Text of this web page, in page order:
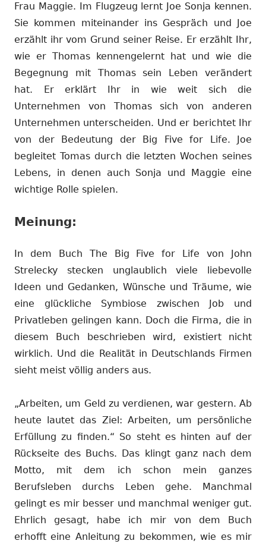
Frau Maggie. Im Flugzeug lernt Joe Sonja kennen.
Sie kommen miteinander ins Gespräch und Joe
erzählt ihr vom Grund seiner Reise. Er erzählt Ihr,
wie er Thomas kennengelernt hat und wie die
Begegnung mit Thomas sein Leben verändert
hat. Er erklärt Ihr in wie weit sich die
Unternehmen von Thomas sich von anderen
Unternehmen unterscheiden. Und er berichtet Ihr
von der Bedeutung der Big Five for Life. Joe
begleitet Tomas durch die letzten Wochen seines
Lebens, in denen auch Sonja und Maggie eine
wichtige Rolle spielen.
Meinung:
In dem Buch The Big Five for Life von John
Strelecky stecken unglaublich viele liebevolle
Ideen und Gedanken, Wünsche und Träume, wie
eine glückliche Symbiose zwischen Job und
Privatleben gelingen kann. Doch die Firma, die in
diesem Buch beschrieben wird, existiert nicht
wirklich. Und die Realität in Deutschlands Firmen
sieht meist völlig anders aus.
„Arbeiten, um Geld zu verdienen, war gestern. Ab
heute lautet das Ziel: Arbeiten, um persönliche
Erfüllung zu finden.“ So steht es hinten auf der
Rückseite des Buchs. Das klingt ganz nach dem
Motto, mit dem ich schon mein ganzes
Berufsleben durchs Leben gehe. Manchmal
gelingt es mir besser und manchmal weniger gut.
Ehrlich gesagt, habe ich mir von dem Buch
erhofft eine Anleitung zu bekommen, wie es mir